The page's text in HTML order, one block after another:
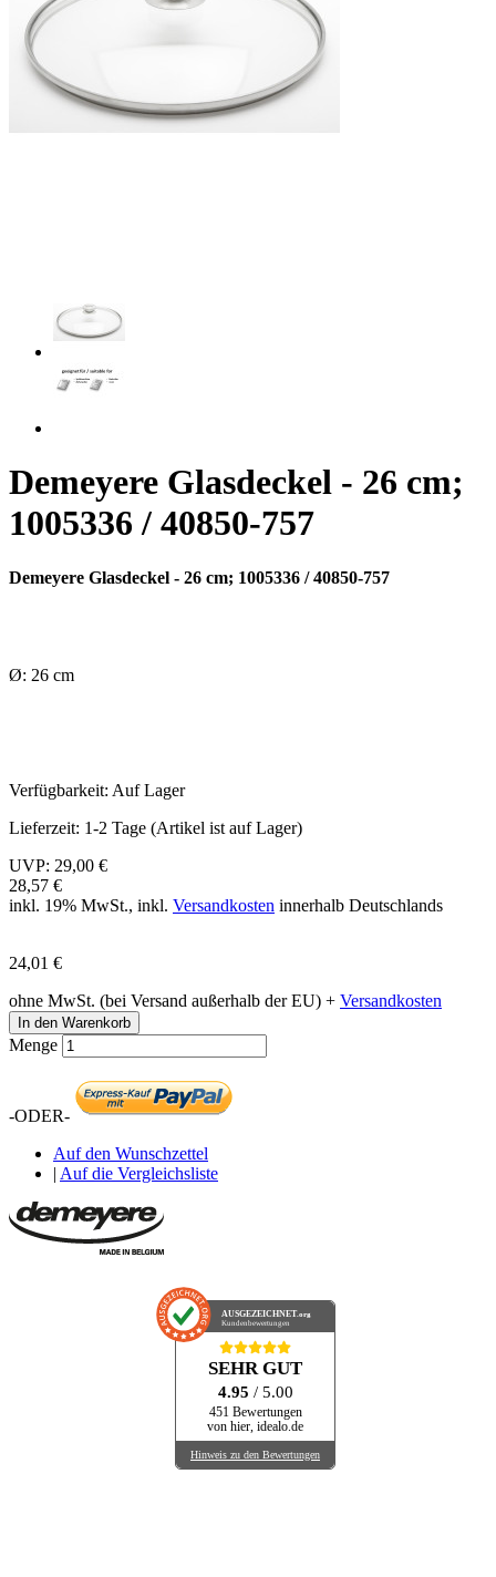
Demeyere Glasdeckel - 26 cm;
1005336 / 40850-757
Demeyere Glasdeckel - 26 cm; 1005336 / 40850-757
Ø: 26 cm
Verfügbarkeit: Auf Lager
Lieferzeit: 1-2 Tage (Artikel ist auf Lager)
UVP: 29,00 €
28,57 €
inkl. 19% MwSt., inkl. Versandkosten innerhalb Deutschlands
24,01 €
ohne MwSt. (bei Versand außerhalb der EU) + Versandkosten
In den Warenkorb
Menge
-ODER-
Auf den Wunschzettel
| Auf die Vergleichsliste
AUSGEZEICHNET.org
Kundenbewertungen
SEHR GUT
4.95 / 5.00
451 Bewertungen
von hier, idealo.de
Hinweis zu den Bewertungen